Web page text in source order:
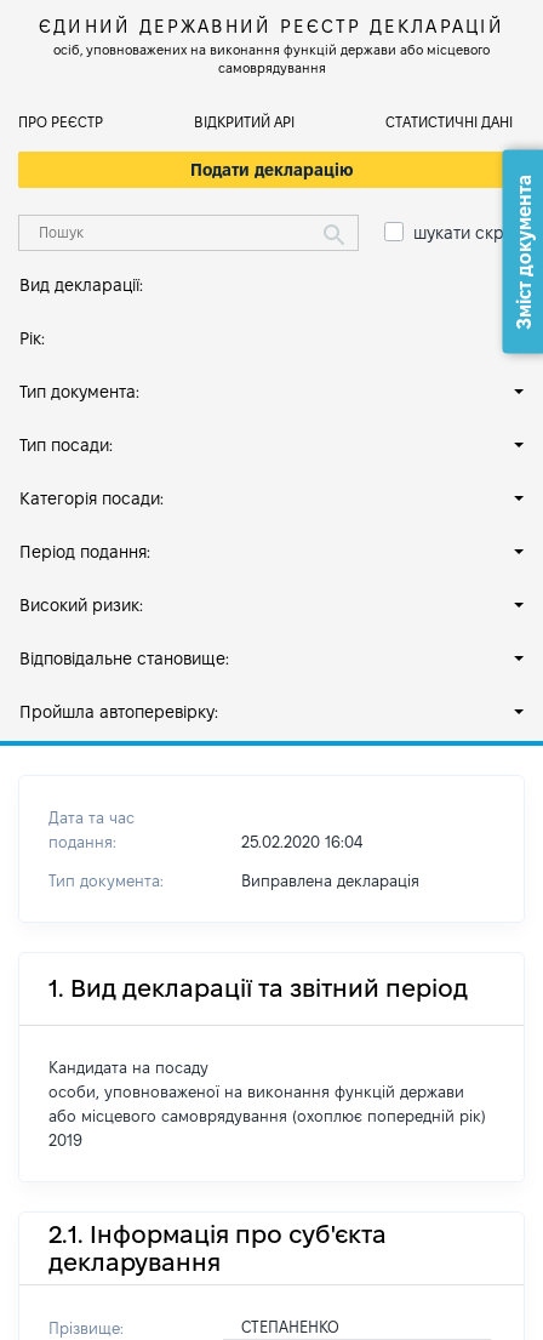
ЄДИНИЙ ДЕРЖАВНИЙ РЕЄСТР ДЕКЛАРАЦІЙ
осіб, уповноважених на виконання функцій держави або місцевого
самоврядування
ПРО РЕЄСТР ВІДКРИТИЙ АРІ СТАТИСТИЧНІ ДАНІ
Подати декларацію
шукати скрізь
Вид декларації:
Рік:
Тип документа:
Тип посади:
Категорія посади:
Період подання:
Високий ризик:
Відповідальне становище:
Пройшла автоперевірку:
Дата та час
подання:
25.02.2020 16:04
Тип документа: Виправлена декларація
1. Вид декларації та звітний період
Кандидата на посаду
особи, уповноваженої на виконання функцій держави
або місцевого самоврядування (охоплює попередній рік)
2019
2.1. Інформація про суб'єкта
декларування
Прізвище: СТЕПАНЕНКО
Зміст документа